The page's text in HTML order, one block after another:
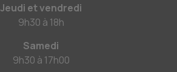
Jeudi et vendredi
9h30 à 18h
Samedi
9h30 à 17h00